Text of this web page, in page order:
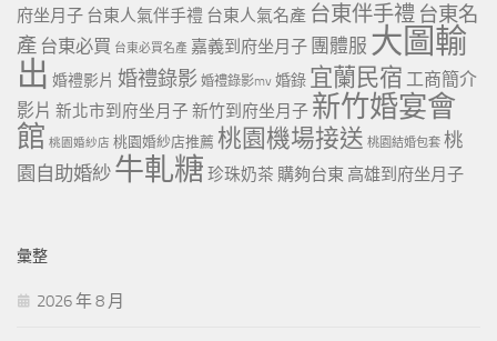
府坐月子 台東人氣伴手禮 台東人氣名產 台東伴手禮 台東名
產 台東必買 台東必買名產 嘉義到府坐月子 團體服 大圖輸
出 婚禮影片 婚禮錄影 婚禮錄影mv 婚錄 宜蘭民宿 工商簡介
影片 新北市到府坐月子 新竹到府坐月子 新竹婚宴會
館 桃園婚紗店 桃園婚紗店推薦 桃園機場接送 桃園結婚包套 桃
園自助婚紗 牛軋糖 珍珠奶茶 購夠台東 高雄到府坐月子
彙整
2026 年 8 月